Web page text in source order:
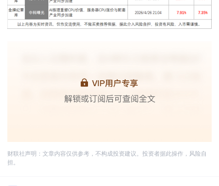
财联社声明：文章内容仅供参考，不构成投资建议。投资者据此操作，风险自
担。